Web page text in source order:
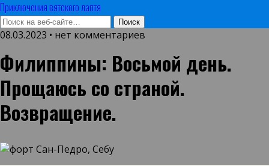
Приключения вятского лаптя
08.03.2023 • нет комментариев
Филиппины: Восьмой день.
Прощаюсь со страной.
Возвращение.